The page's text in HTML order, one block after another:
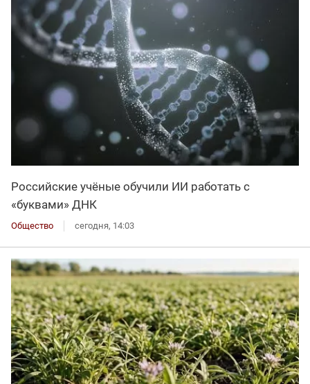
Российские учёные обучили ИИ работать с
«буквами» ДНК
Общество сегодня, 14:03